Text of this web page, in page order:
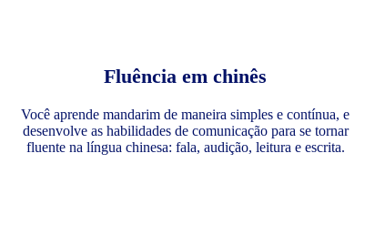
Fluência em chinês
Você aprende mandarim de maneira simples e contínua, e
desenvolve as habilidades de comunicação para se tornar
fluente na língua chinesa: fala, audição, leitura e escrita.